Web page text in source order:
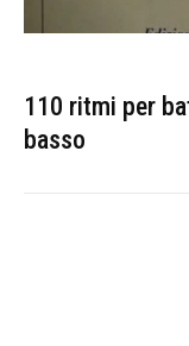
110 ritmi per
basso